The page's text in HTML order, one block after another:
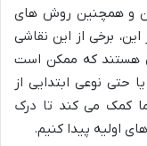
و همچنین روش های
این، برخی از این نقاشی
هستند که ممکن است
حتی نوعی ابتدایی از
کمک می کند تا درک
اولیه پیدا کنیم.